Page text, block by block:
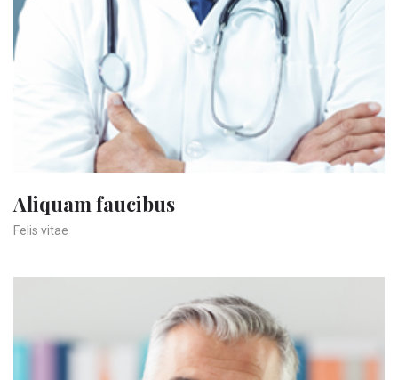
Aliquam faucibus
Felis vitae